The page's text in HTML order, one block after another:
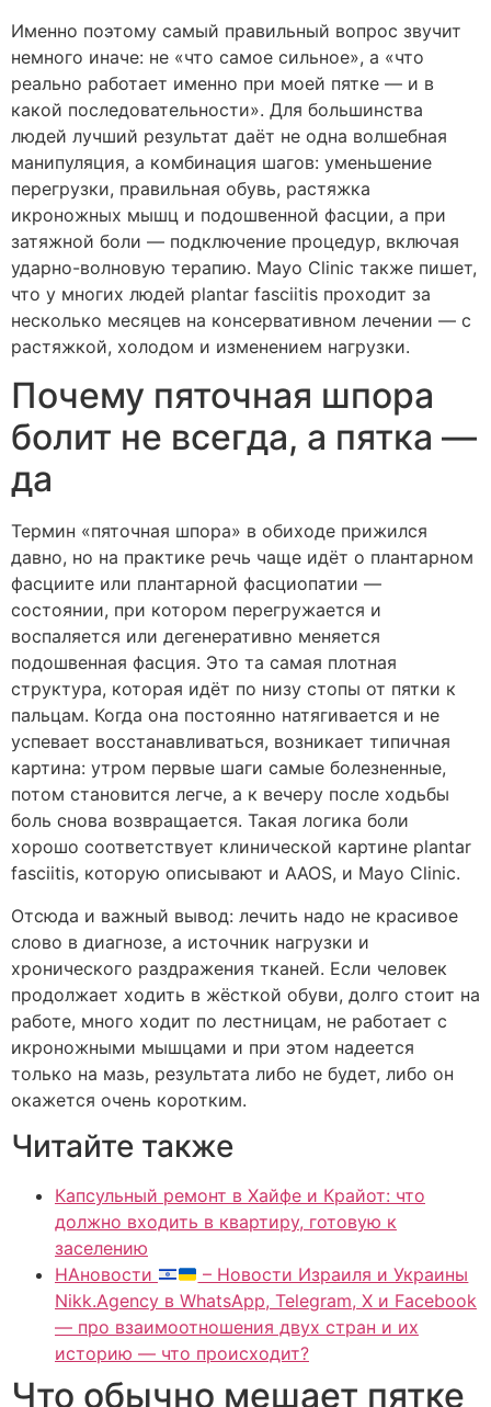
Именно поэтому самый правильный вопрос звучит
немного иначе: не «что самое сильное», а «что
реально работает именно при моей пятке — и в
какой последовательности». Для большинства
людей лучший результат даёт не одна волшебная
манипуляция, а комбинация шагов: уменьшение
перегрузки, правильная обувь, растяжка
икроножных мышц и подошвенной фасции, а при
затяжной боли — подключение процедур, включая
ударно-волновую терапию. Mayo Clinic также пишет,
что у многих людей plantar fasciitis проходит за
несколько месяцев на консервативном лечении — с
растяжкой, холодом и изменением нагрузки.
Почему пяточная шпора
болит не всегда, а пятка —
да
Термин «пяточная шпора» в обиходе прижился
давно, но на практике речь чаще идёт о плантарном
фасциите или плантарной фасциопатии —
состоянии, при котором перегружается и
воспаляется или дегенеративно меняется
подошвенная фасция. Это та самая плотная
структура, которая идёт по низу стопы от пятки к
пальцам. Когда она постоянно натягивается и не
успевает восстанавливаться, возникает типичная
картина: утром первые шаги самые болезненные,
потом становится легче, а к вечеру после ходьбы
боль снова возвращается. Такая логика боли
хорошо соответствует клинической картине plantar
fasciitis, которую описывают и AAOS, и Mayo Clinic.
Отсюда и важный вывод: лечить надо не красивое
слово в диагнозе, а источник нагрузки и
хронического раздражения тканей. Если человек
продолжает ходить в жёсткой обуви, долго стоит на
работе, много ходит по лестницам, не работает с
икроножными мышцами и при этом надеется
только на мазь, результата либо не будет, либо он
окажется очень коротким.
Читайте также
Капсульный ремонт в Хайфе и Крайот: что
должно входить в квартиру, готовую к
заселению
НАновости
– Новости Израиля и Украины
Nikk.Agency в WhatsApp, Telegram, X и Facebook
— про взаимоотношения двух стран и их
историю — что происходит?
Что обычно мешает пятке